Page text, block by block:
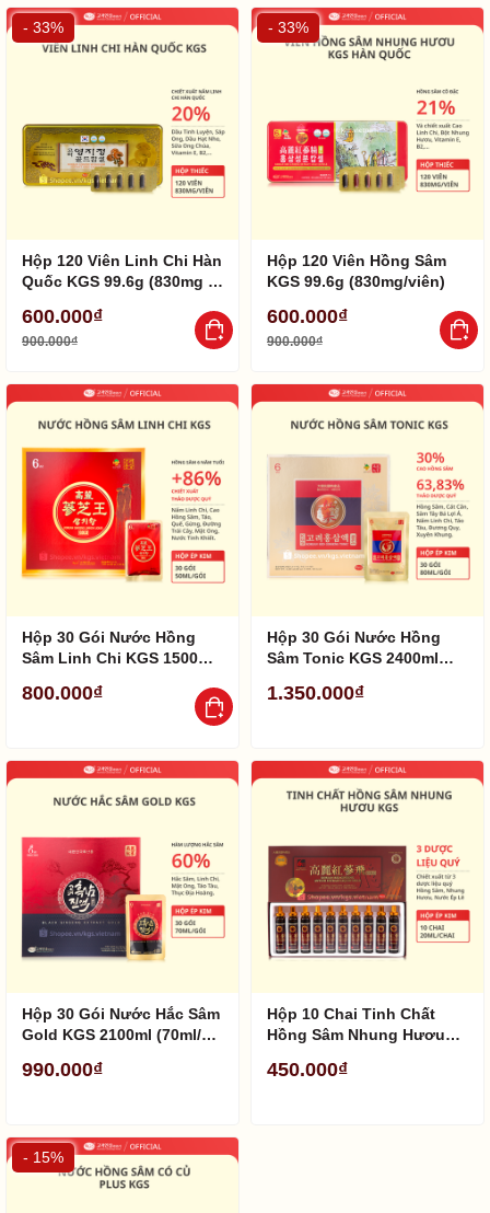
- 33%
Hộp 120 Viên Linh Chi Hàn
Quốc KGS 99.6g (830mg /
600.000₫
900.000₫
- 33%
Hộp 120 Viên Hồng Sâm
KGS 99.6g (830mg/viên)
600.000₫
900.000₫
Hộp 30 Gói Nước Hồng
Sâm Linh Chi KGS 1500ml
800.000₫
Hộp 30 Gói Nước Hồng
Sâm Tonic KGS 2400ml
1.350.000₫
Hộp 30 Gói Nước Hắc Sâm
Gold KGS 2100ml (70ml/
990.000₫
Hộp 10 Chai Tinh Chất
Hồng Sâm Nhung Hươu
(20ml/chai)
450.000₫
- 15%